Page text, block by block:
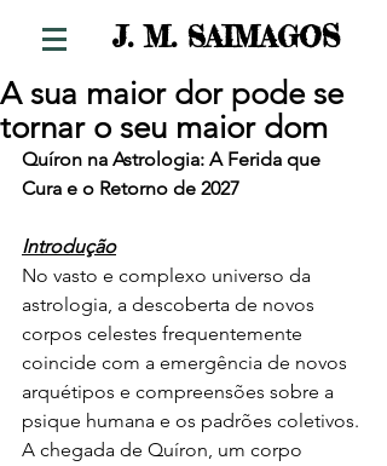
J. M. SAIMAGOS
A sua maior dor pode se
tornar o seu maior dom
Quíron na Astrologia: A Ferida que
Cura e o Retorno de 2027
Introdução
No vasto e complexo universo da
astrologia, a descoberta de novos
corpos celestes frequentemente
coincide com a emergência de novos
arquétipos e compreensões sobre a
psique humana e os padrões coletivos.
A chegada de Quíron, um corpo